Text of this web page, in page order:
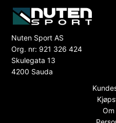
Nuten Sport AS
Org. nr: 921 326 424
Skulegata 13
4200 Sauda
Om